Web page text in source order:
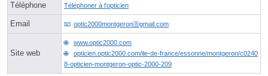
Téléphone Téléphoner à l'opticien
Email optic2000montgeronⓐgmail.com
Site web
www.optic2000.com
opticien.optic2000.com/ile-de-france/essonne/montgeron/c0240
8-opticien-montgeron-optic-2000-209